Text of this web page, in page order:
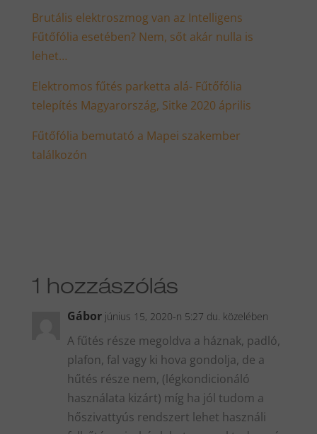
Brutális elektroszmog van az Intelligens
Fűtőfólia esetében? Nem, sőt akár nulla is
lehet…
Elektromos fűtés parketta alá- Fűtőfólia
telepítés Magyarország, Sitke 2020 április
Fűtőfólia bemutató a Mapei szakember
találkozón
1 hozzászólás
Gábor június 15, 2020-n 5:27 du. közelében
A fűtés része megoldva a háznak, padló,
plafon, fal vagy ki hova gondolja, de a
hűtés része nem, (légkondicionáló
használata kizárt) míg ha jól tudom a
hőszivattyús rendszert lehet használi